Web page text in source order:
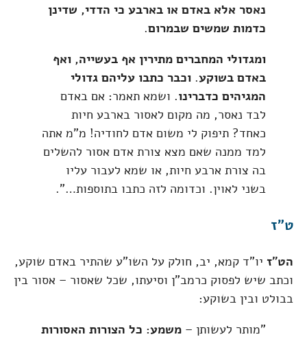
נאסר אלא באדם או בארבע כי הדדי, שדינן
כדמות שמשים שבמרום.
ומגדולי המחברים מתירין אף בעשייה, ואף
באדם בשוקע. וכבר כתבו עליהם גדולי
המגיהים כדברינו. ושמא תאמר: אם באדם
לבד נאסר, מה מקום לאסור בארבע חיות
כאחד? תיפוק לי משום אדם לחודיה! מ"מ אתה
למד ממנה שאם מצא צורת אדם אסור להשלים
בה צורת ארבע חיות, או שמא לעבור עליו
בשני לאוין. וכדומה לזה כתבו בתוספות…".
ט"ז
הט"ז יו"ד קמא, יב, חולק על השו"ע שהתיר באדם שוקע,
וכתב שיש לפסוק כרמב"ן וסיעתו, שכל שאסור – אסור בין
בבולט ובין בשוקע:
"מותר לעשותן – משמע: כל הצורות האסורות